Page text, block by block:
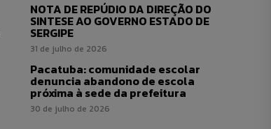
NOTA DE REPÚDIO DA DIREÇÃO DO
SINTESE AO GOVERNO ESTADO DE
SERGIPE
31 de julho de 2026
Pacatuba: comunidade escolar
denuncia abandono de escola
próxima à sede da prefeitura
30 de julho de 2026